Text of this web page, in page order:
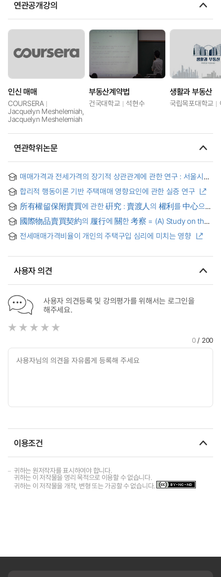
연관공개강의
인신 매매
COURSERA
Jacquelyn Meshelemiah,
Jacquelyn Meshelemiah
부동산계약법
건국대학교 석현수
생활과 부동산
국립목포대학교
연관학위논문
매매가격과 전세가격의 장기적 상관관계에 관한 연구 : 서울시
아파트 시장을 중심으로 = The long-run relationship
between house prices and chonsei rents : Case of Seoul
apartment market
합리적 행동이론 기반 주택매매 영향요인에 관한 실증 연구
所有權留保附賣買에 관한 硏究 : 賣渡人의 權利를 中心으로
= Study on property-forbearance bearing sale : centering
on the right of seller
國際物品賣買契約의 履行에 關한 考察 = (A) Study on the
Performance of the Contract for the International Sle of
Goods
전세매매가격비율이 개인의 주택구입 심리에 미치는 영향
사용자 의견
사용자 의견등록 및 강의평가를 위해서는 로그인을
해주세요.
0/ 200
이용조건
귀하는 원저작자를 표시하여야 합니다.
귀하는 이 저작물을 영리 목적으로 이용할 수 없습니다.
귀하는 이 저작물을 개작, 변형 또는 가공할 수 없습니다.